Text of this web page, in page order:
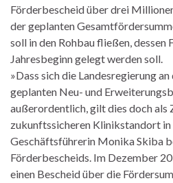
Förderbescheid über drei
der geplanten
soll in den Rohbau fließen, dessen
Jahresbeginn gelegt werden soll.
»Dass sich die Landesregierung
geplanten Neu- und
außerordentlich, gilt dies doch als
zukunftssicheren Klinikstandort in
Geschäftsführerin Monika Skiba
Förderbescheids. Im Dezember
einen Bescheid über die